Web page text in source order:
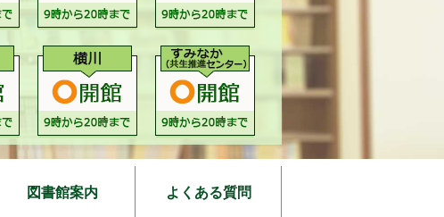
図書館案内 よくある質問